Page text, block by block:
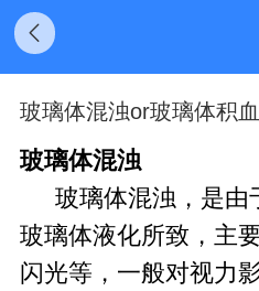
玻璃体混浊or玻璃体积血
玻璃体混浊
玻璃体混浊，是由
玻璃体液化所致，主
闪光等，一般对视力